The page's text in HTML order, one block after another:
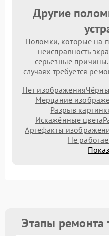
Другие
Поломки, которые на
неисправность
серьезные
случаях требуется
Нет изображения
Мерцание
Разрыв
Искажённые цвета
Артефакты
Не
Этапы ремонта